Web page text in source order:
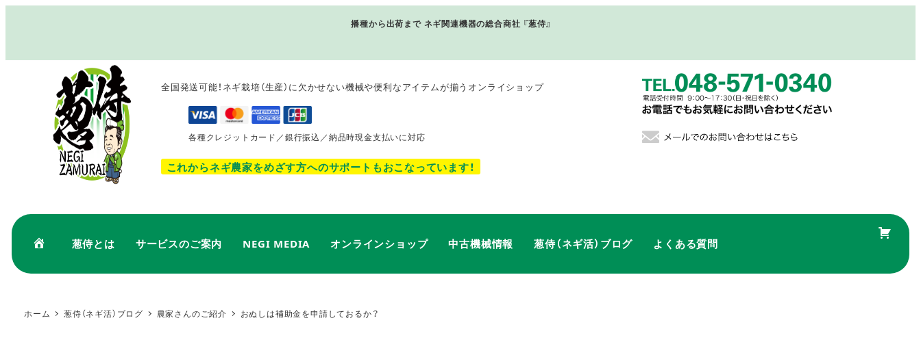
播種から出荷まで ネギ関連機器の総合商社 『葱侍』
全国発送可能！ネギ栽培（生産）に欠かせない機械や便利なアイテムが揃うオンライショップ
各種クレジットカード／銀行振込／納品時現金支払いに対応
これからネギ農家をめざす方へのサポートもおこなっています！
葱侍とは サービスのご案内 NEGI MEDIA オンラインショップ 中古機械情報 葱侍（ネギ活）ブログ よくある質問
ホーム 葱侍（ネギ活）ブログ 農家さんのご紹介 おぬしは補助金を申請しておるか？